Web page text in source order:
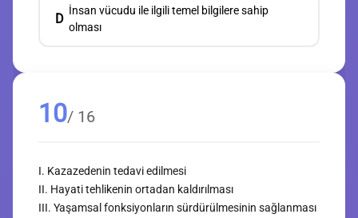
D
İnsan vücudu ile ilgili temel bilgilere sahip
olması
10/ 16
I. Kazazedenin tedavi edilmesi
II. Hayati tehlikenin ortadan kaldırılması
III. Yaşamsal fonksiyonların sürdürülmesinin sağlanması